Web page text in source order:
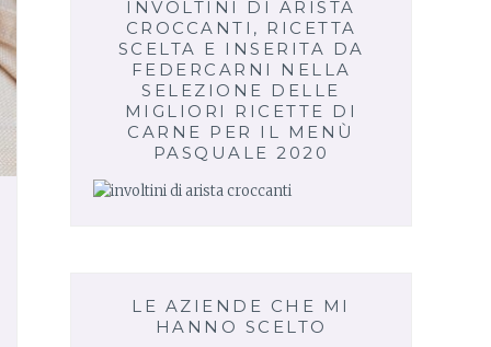
INVOLTINI DI ARISTA
CROCCANTI, RICETTA
SCELTA E INSERITA DA
FEDERCARNI NELLA
SELEZIONE DELLE
MIGLIORI RICETTE DI
CARNE PER IL MENÙ
PASQUALE 2020
LE AZIENDE CHE MI
HANNO SCELTO